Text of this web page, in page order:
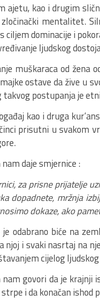
ajetu, kao i drugim
mentalitet.
ciljem dominacije i
ljudskog
muškaraca od žena
ostave da žive u
takvog postupanja je
kao i druga
prisutni u svakom
nam daje smjernice :
za prisne prijatelje
dopadnete, mržnja
dokaze, ako
je odabrano biće na
njoj i svaki nasrtaj na
cijelog
nam govori da je
i da konačan